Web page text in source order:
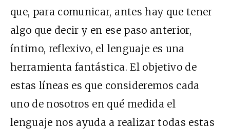
que, para comunicar, antes hay que tener
algo que decir y en ese paso anterior,
íntimo, reflexivo, el lenguaje es una
herramienta fantástica. El objetivo de
estas líneas es que consideremos cada
uno de nosotros en qué medida el
lenguaje nos ayuda a realizar todas estas